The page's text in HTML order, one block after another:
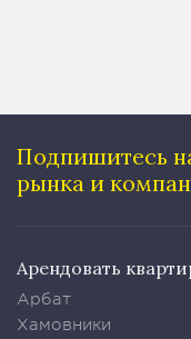
Подпишитесь
рынка и
Арендовать
Арбат
Хамовники